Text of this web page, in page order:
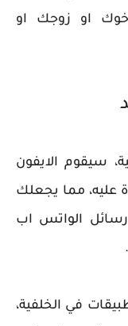
او زوجك او
سيقوم الايفون
عليه، مما يجعلك
رسائل الواتس اب
في الخلفية،